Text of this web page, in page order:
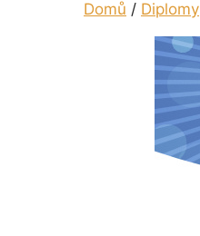
Domů / Diplomy